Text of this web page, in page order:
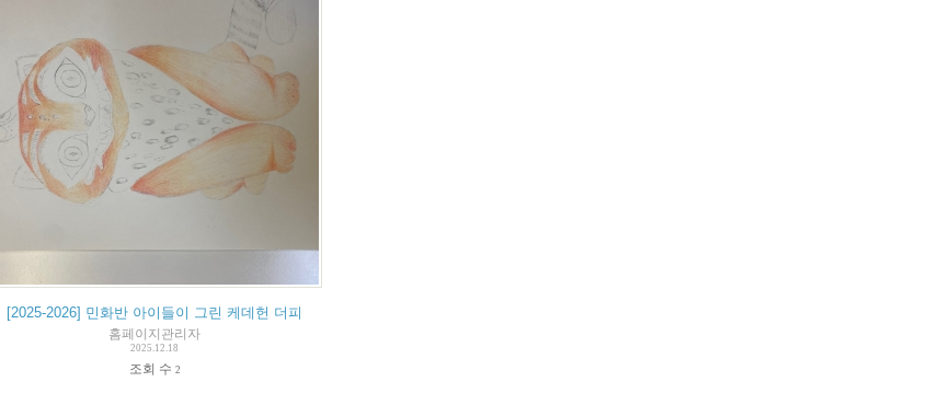
[2025-2026] 민화반 아이들이 그린 케데헌 더피
홈페이지관리자
2025.12.18
조회 수 2